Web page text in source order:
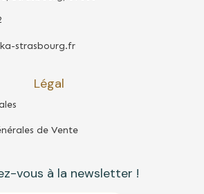
strasbourg.fr
Légal
de Vente
vous à la newsletter !